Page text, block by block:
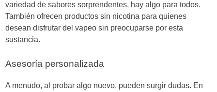
variedad de sabores sorprendentes, hay algo para todos.
También ofrecen productos sin nicotina para quienes
desean disfrutar del vapeo sin preocuparse por esta
sustancia.
Asesoría personalizada
A menudo, al probar algo nuevo, pueden surgir dudas. En